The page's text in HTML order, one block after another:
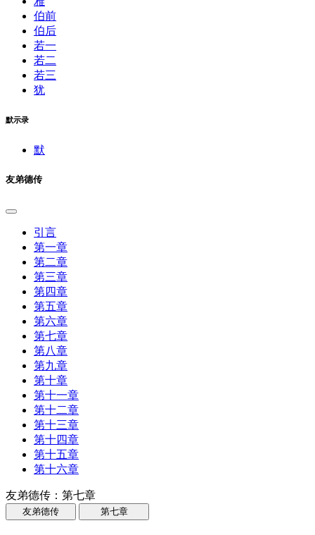
伯前
伯后
若一
若二
若三
犹
默示录
默
友弟德传
引言
第一章
第二章
第三章
第四章
第五章
第六章
第七章
第八章
第九章
第十章
第十一章
第十二章
第十三章
第十四章
第十五章
第十六章
友弟德传：第七章
友弟德传 第七章